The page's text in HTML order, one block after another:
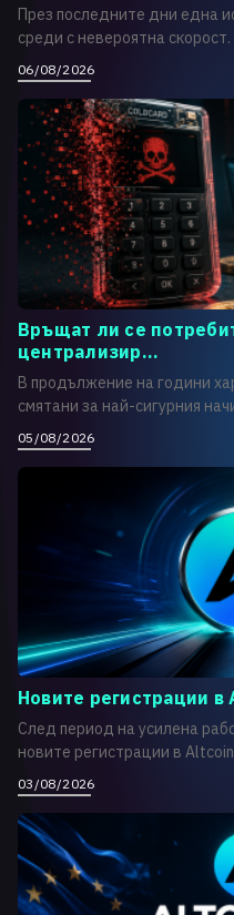
През последните дни една
среди с невероятна
06/08/2026
Връщат ли се
централизир...
В продължение на години
смятани за най-сигурния
05/08/2026
Новите регистрации
След период на усилена
новите регистрации в
03/08/2026